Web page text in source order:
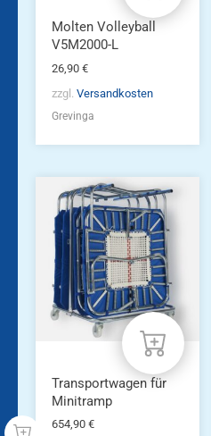
Molten Volleyball
V5M2000-L
26,90 €
zzgl. Versandkosten
Grevinga
Transportwagen für
Minitramp
654,90 €